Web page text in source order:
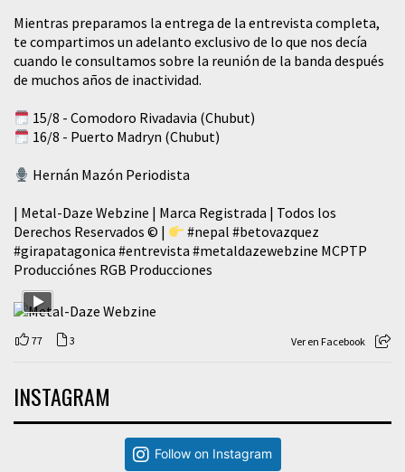
Mientras preparamos la entrega de la entrevista completa,
te compartimos un adelanto exclusivo de lo que nos decía
cuando le consultamos sobre la reunión de la banda después
de muchos años de inactividad.
15/8 - Comodoro Rivadavia (Chubut)
16/8 - Puerto Madryn (Chubut)
Hernán Mazón Periodista
| Metal-Daze Webzine | Marca Registrada | Todos los
Derechos Reservados © |
#nepal #betovazquez
#girapatagonica #entrevista #metaldazewebzine MCPTP
Producciónes RGB Producciones
77 3 Ver en Facebook
INSTAGRAM
Follow on Instagram